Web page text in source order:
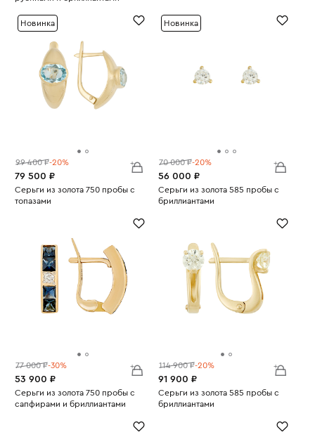
Новинка
99 400 ₽-20%
79 500 ₽
Серьги из золота 750 пробы с
топазами
Новинка
70 000 ₽-20%
56 000 ₽
Серьги из золота 585 пробы с
бриллиантами
77 000 ₽-30%
53 900 ₽
Серьги из золота 750 пробы с
сапфирами и бриллиантами
114 900 ₽-20%
91 900 ₽
Серьги из золота 585 пробы с
бриллиантами